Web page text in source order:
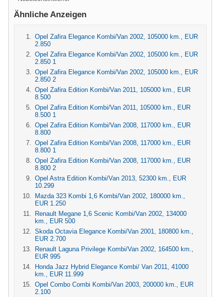
Ähnliche Anzeigen
Opel Zafira Elegance Kombi/Van 2002, 105000 km., EUR
2.850
Opel Zafira Elegance Kombi/Van 2002, 105000 km., EUR
2.850 1
Opel Zafira Elegance Kombi/Van 2002, 105000 km., EUR
2.850 2
Opel Zafira Edition Kombi/Van 2011, 105000 km., EUR
8.500
Opel Zafira Edition Kombi/Van 2011, 105000 km., EUR
8.500 1
Opel Zafira Edition Kombi/Van 2008, 117000 km., EUR
8.800
Opel Zafira Edition Kombi/Van 2008, 117000 km., EUR
8.800 1
Opel Zafira Edition Kombi/Van 2008, 117000 km., EUR
8.800 2
Opel Astra Edition Kombi/Van 2013, 52300 km., EUR
10.299
Mazda 323 Kombi 1,6 Kombi/Van 2002, 180000 km.,
EUR 1.250
Renault Megane 1,6 Scenic Kombi/Van 2002, 134000
km., EUR 500
Skoda Octavia Elegance Kombi/Van 2001, 180800 km.,
EUR 2.700
Renault Laguna Privilege Kombi/Van 2002, 164500 km.,
EUR 995
Honda Jazz Hybrid Elegance Kombi/ Van 2011, 41000
km., EUR 11.999
Opel Combo Combi Kombi/Van 2003, 200000 km., EUR
2.100